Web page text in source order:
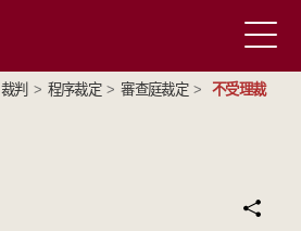
裁判 > 程序裁定 > 審查庭裁定 >
不受理裁